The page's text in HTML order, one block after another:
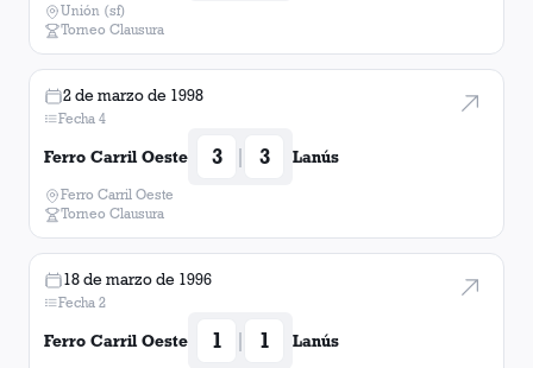
Unión (sf)
Torneo Clausura
2 de marzo de 1998
Fecha 4
Ferro Carril Oeste 3 | 3 Lanús
Ferro Carril Oeste
Torneo Clausura
18 de marzo de 1996
Fecha 2
Ferro Carril Oeste 1 | 1 Lanús